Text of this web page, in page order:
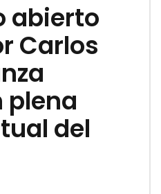
abierto
Carlos
plena
del